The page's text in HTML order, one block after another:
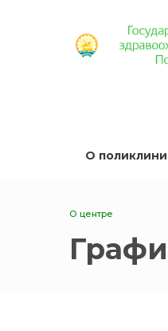
О
О центре